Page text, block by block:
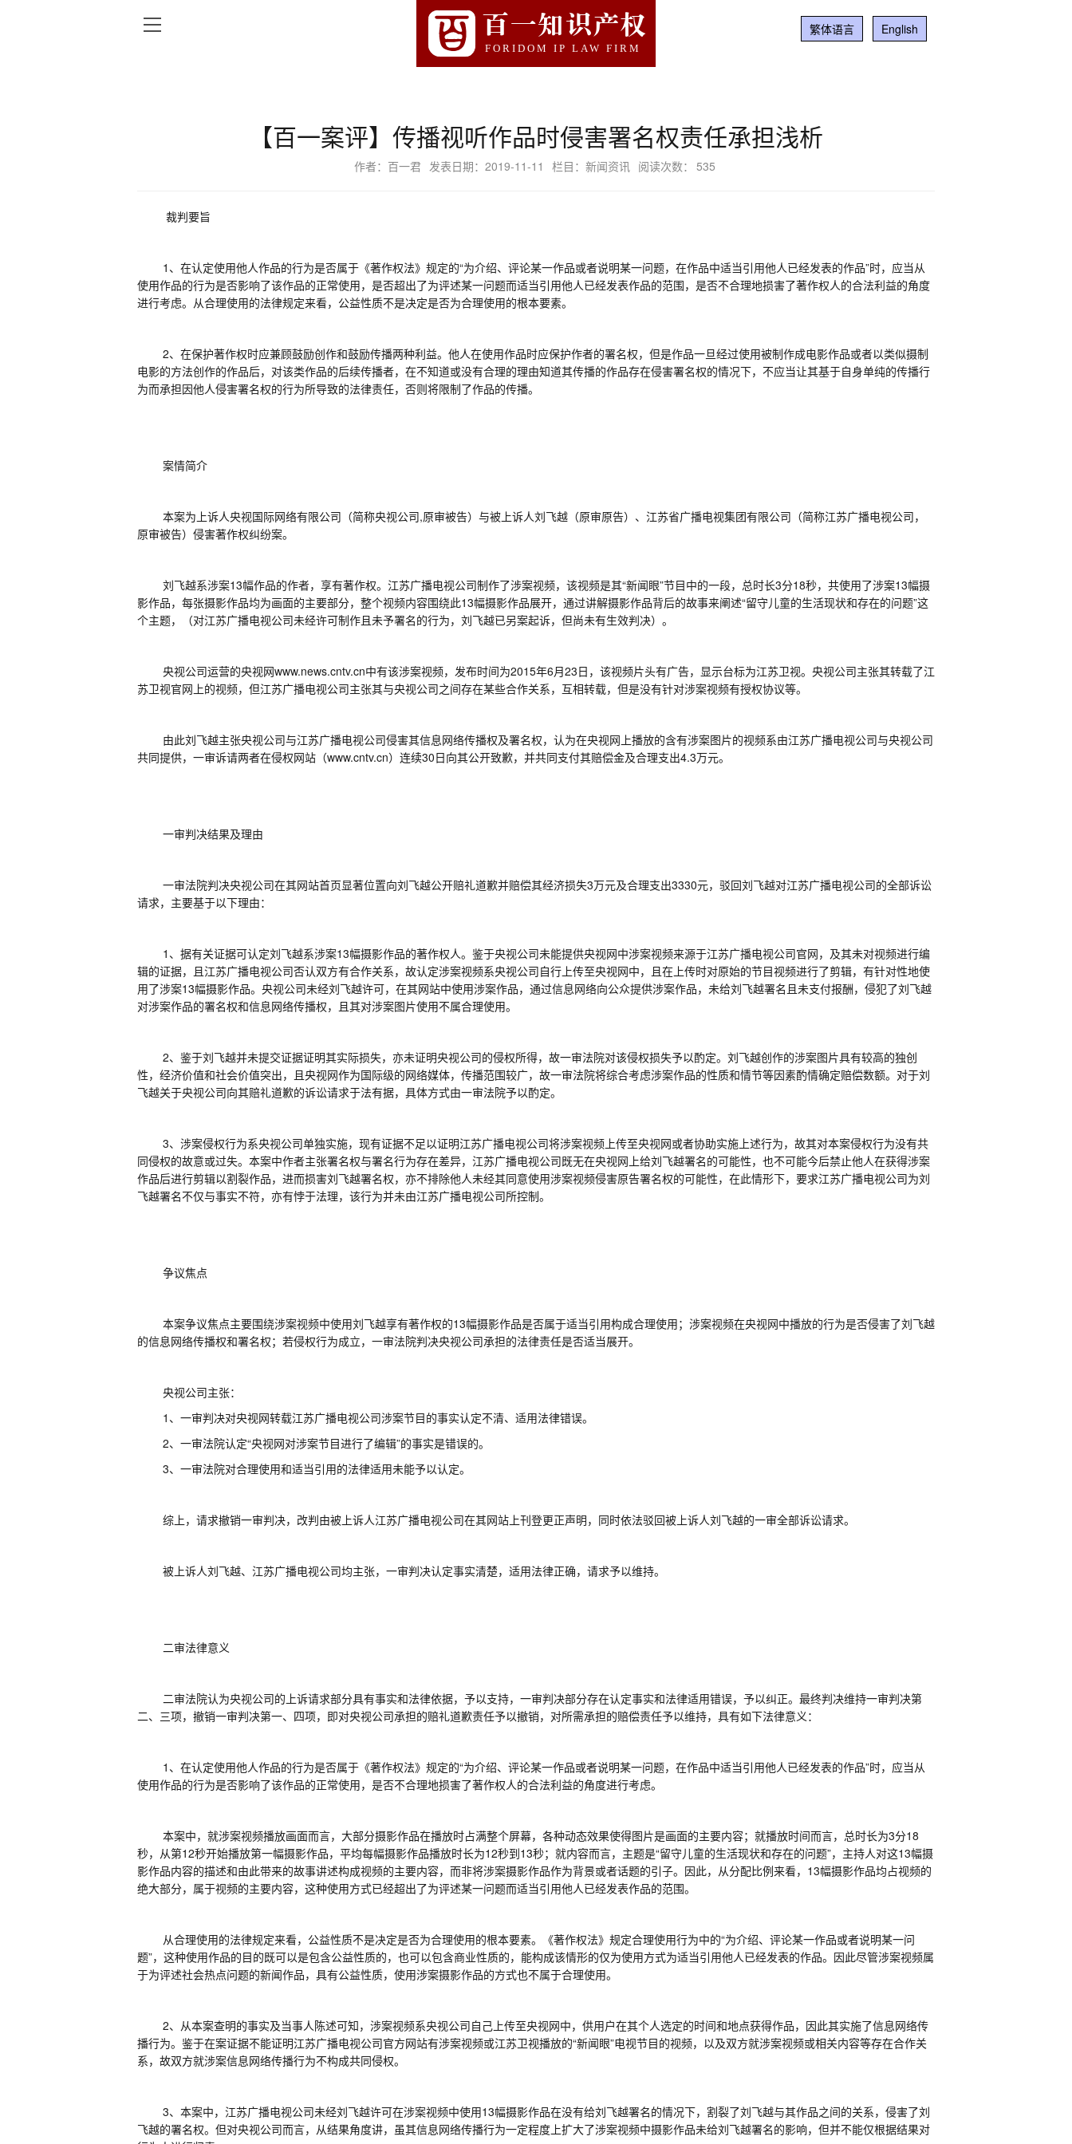
百一知识产权
FORIDOM IP LAW FIRM
English
繁体语言
【百一案评】传播视听作品时侵害署名权责任承担浅析
作者：百一君 发表日期：2019-11-11 栏目：新闻资讯 阅读次数： 535
裁判要旨
1 、 在认定使用他人作品的行为是否属于 《著作权法》规定的“为介绍、评论某一作品或者说明某一问题，在作品中适当引用他人已经发表的作品”时，应当从
使用作品的行为是否影响了该作品的正常使用， 是否超出了为评述某一问题而适当引用他人已经发表作品的范围， 是否不合理地损害了著作权人的合法利益的角度
进行考虑。 从合理使用的法律规定来看，公益性质不是决定是否为合理使用的根本要素。
2、 在保护著作权时应兼顾鼓励创作和鼓励传播两种利益。他人在使用作品时应保护作者的署名权， 但是作品一旦经过使用被制作成电影作品或者以类似摄制
电影的方法创作的作品后，对该类作品的后续传播者，在不知道或没有合理的理由知道其传播的作品存在侵害署名权的情况下，不应当让其基于自身单纯的传播行
为而承担因他人侵害署名权的行为所导致的法律责任， 否则将限制了作品的传播。
案情简介
本案为上诉人央视国际网络有限公司（简称央视公司,原审被告）与被上诉人刘飞越（原审原告）、江苏省广播电视集团有限公司（简称江苏广播电视公司，
原审被告）侵害著作权纠纷案。
刘飞越系涉案13幅作品的作者，享有著作权。江苏广播电视公司制作了涉案视频，该视频是其“新闻眼”节目中的一段，总时长3分18秒，共使用了涉案13幅摄
影作品，每张摄影作品均为画面的主要部分，整个视频内容围绕此13幅摄影作品展开，通过讲解摄影作品背后的故事来阐述“留守儿童的生活现状和存在的问题”这
个主题，（对江苏广播电视公司未经许可制作且未予署名的行为，刘飞越已另案起诉，但尚未有生效判决）。
央视公司运营的央视网www.news.cntv.cn中有该涉案视频，发布时间为2015年6月23日，该视频片头有广告，显示台标为江苏卫视。央视公司主张其转载了江
苏卫视官网上的视频，但江苏广播电视公司主张其与央视公司之间存在某些合作关系，互相转载，但是没有针对涉案视频有授权协议等。
由此刘飞越主张央视公司与江苏广播电视公司侵害其信息网络传播权及署名权，认为在央视网上播放的含有涉案图片的视频系由江苏广播电视公司与央视公司
共同提供，一审诉请两者在侵权网站（www.cntv.cn）连续30日向其公开致歉，并共同支付其赔偿金及合理支出4.3万元。
一审判决结果及理由
一审法院判决央视公司在其网站首页显著位置向刘飞越公开赔礼道歉并赔偿其经济损失3万元及合理支出3330元，驳回刘飞越对江苏广播电视公司的全部诉讼
请求，主要基于以下理由：
1 、据有关证据可认定刘飞越系涉案13幅摄影作品的著作权人。鉴于央视公司未能提供央视网中涉案视频来源于江苏广播电视公司官网，及其未对视频进行编
辑的证据，且江苏广播电视公司否认双方有合作关系，故认定涉案视频系央视公司自行上传至央视网中，且在上传时对原始的节目视频进行了剪辑，有针对性地使
用了涉案13幅摄影作品。央视公司未经刘飞越许可，在其网站中使用涉案作品，通过信息网络向公众提供涉案作品，未给刘飞越署名且未支付报酬，侵犯了刘飞越
对涉案作品的署名权和信息网络传播权，且其对涉案图片使用不属合理使用。
2、鉴于刘飞越并未提交证据证明其实际损失，亦未证明央视公司的侵权所得，故一审法院对该侵权损失予以酌定。刘飞越创作的涉案图片具有较高的独创
性，经济价值和社会价值突出，且央视网作为国际级的网络媒体，传播范围较广，故一审法院将综合考虑涉案作品的性质和情节等因素酌情确定赔偿数额。对于刘
飞越关于央视公司向其赔礼道歉的诉讼请求于法有据，具体方式由一审法院予以酌定。
3、涉案侵权行为系央视公司单独实施，现有证据不足以证明江苏广播电视公司将涉案视频上传至央视网或者协助实施上述行为，故其对本案侵权行为没有共
同侵权的故意或过失。本案中作者主张署名权与署名行为存在差异，江苏广播电视公司既无在央视网上给刘飞越署名的可能性，也不可能今后禁止他人在获得涉案
作品后进行剪辑以割裂作品，进而损害刘飞越署名权，亦不排除他人未经其同意使用涉案视频侵害原告署名权的可能性，在此情形下，要求江苏广播电视公司为刘
飞越署名不仅与事实不符，亦有悖于法理，该行为并未由江苏广播电视公司所控制。
争议焦点
本案争议焦点主要围绕涉案视频中使用刘飞越享有著作权的13幅摄影作品是否属于适当引用构成合理使用；涉案视频在央视网中播放的行为是否侵害了刘飞越
的信息网络传播权和署名权；若侵权行为成立，一审法院判决央视公司承担的法律责任是否适当展开。
央视公司主张：
1、 一审判决对央视网转载江苏广播电视公司涉案节目的事实认定不清、适用法律错误。
2、 一审法院认定“央视网对涉案节目进行了编辑”的事实是错误的。
3、 一审法院对合理使用和适当引用的法律适用未能予以认定。
综上，请求撤销一审判决，改判由被上诉人江苏广播电视公司在其网站上刊登更正声明，同时依法驳回被上诉人刘飞越的一审全部诉讼请求。
被上诉人刘飞越、江苏广播电视公司均主张，一审判决认定事实清楚，适用法律正确，请求予以维持。
二审法律意义
二审法院认为央视公司的上诉请求部分具有事实和法律依据，予以支持，一审判决部分存在认定事实和法律适用错误，予以纠正。最终判决维持一审判决第
二、三项，撤销一审判决第一、四项，即对央视公司承担的赔礼道歉责任予以撤销，对所需承担的赔偿责任予以维持，具有如下法律意义：
1、 在认定使用他人作品的行为是否属于 《著作权法》规定的“为介绍、评论某一作品或者说明某一问题，在作品中适当引用他人已经发表的作品”时，应当从
使用作品的行为是否影响了该作品的正常使用，是否不合理地损害了著作权人的合法利益的角度进行考虑。
本案中，就涉案视频播放画面而言，大部分摄影作品在播放时占满整个屏幕，各种动态效果使得图片是画面的主要内容；就播放时间而言，总时长为3分18
秒，从第12秒开始播放第一幅摄影作品，平均每幅摄影作品播放时长为12秒到13秒；就内容而言，主题是“留守儿童的生活现状和存在的问题”，主持人对这13幅摄
影作品内容的描述和由此带来的故事讲述构成视频的主要内容，而非将涉案摄影作品作为背景或者话题的引子。因此，从分配比例来看， 13幅摄影作品均占视频的
绝大部分，属于视频的主要内容，这种使用方式已经超出了为评述某一问题而适当引用他人已经发表作品的范围。
从合理使用的法律规定来看，公益性质不是决定是否为合理使用的根本要素。《著作权法》规定合理使用行为中的“为介绍、评论某一作品或者说明某一问
题”，这种使用作品的目的既可以是包含公益性质的，也可以包含商业性质的，能构成该情形的仅为使用方式为适当引用他人已经发表的作品。因此尽管涉案视频属
于为评述社会热点问题的新闻作品，具有公益性质，使用涉案摄影作品的方式也不属于合理使用。
2、 从本案查明的事实及当事人陈述可知，涉案视频系央视公司自己上传至央视网中，供用户在其个人选定的时间和地点获得作品，因此其实施了信息网络传
播行为。 鉴于在案证据不能证明江苏广播电视公司官方网站有涉案视频或江苏卫视播放的“新闻眼”电视节目的视频，以及双方就涉案视频或相关内容等存在合作关
系，故双方就涉案信息网络传播行为不构成共同侵权。
3、 本案中，江苏广播电视公司未经刘飞越许可在涉案视频中使用13幅摄影作品在没有给刘飞越署名的情况下，割裂了刘飞越与其作品之间的关系，侵害了刘
飞越的署名权。但对央视公司而言， 从结果角度讲， 虽其信息网络传播行为一定程度上扩大了涉案视频中摄影作品未给刘飞越署名的影响，但并不能仅根据结果对